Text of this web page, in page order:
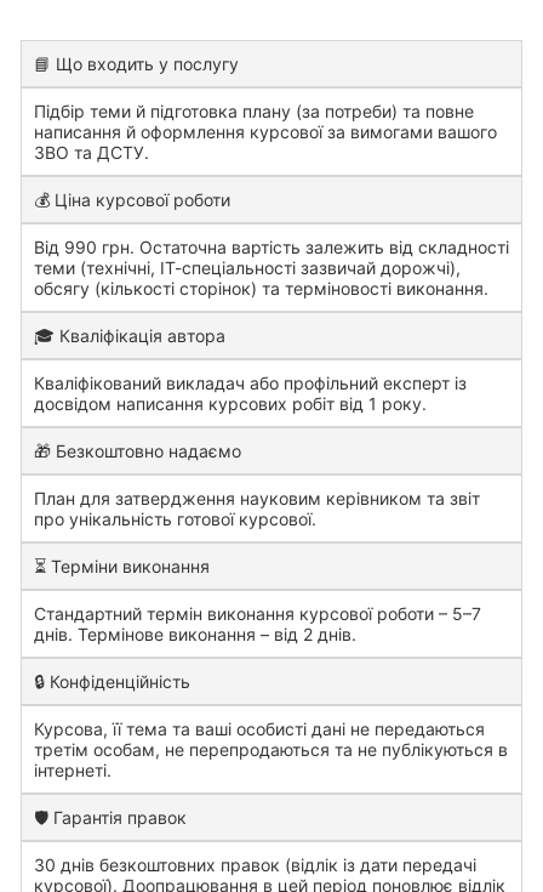
📘 Що входить у послугу
Підбір теми й підготовка плану (за потреби) та повне
написання й оформлення курсової за вимогами вашого
ЗВО та ДСТУ.
💰 Ціна курсової роботи
Від 990 грн. Остаточна вартість залежить від складності
теми (технічні, ІТ-спеціальності зазвичай дорожчі),
обсягу (кількості сторінок) та терміновості виконання.
🎓 Кваліфікація автора
Кваліфікований викладач або профільний експерт із
досвідом написання курсових робіт від 1 року.
🎁 Безкоштовно надаємо
План для затвердження науковим керівником та звіт
про унікальність готової курсової.
⏳ Терміни виконання
Стандартний термін виконання курсової роботи – 5–7
днів. Термінове виконання – від 2 днів.
🔒 Конфіденційність
Курсова, її тема та ваші особисті дані не передаються
третім особам, не перепродаються та не публікуються в
інтернеті.
🛡️ Гарантія правок
30 днів безкоштовних правок (відлік із дати передачі
курсової). Доопрацювання в цей період поновлює відлік